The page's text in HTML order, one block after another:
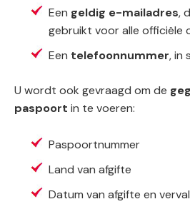
Een geldig e-mailadres,
gebruikt voor alle officiële
Een telefoonnummer, in
U wordt ook gevraagd om de
paspoort in te voeren:
Paspoortnummer
Land van afgifte
Datum van afgifte en